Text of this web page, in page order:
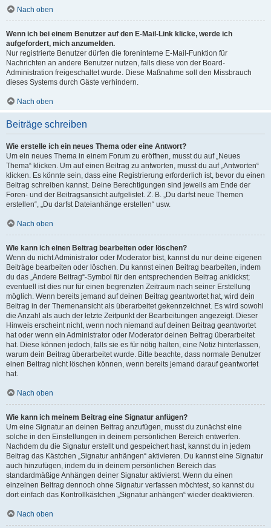
Nach oben
Wenn ich bei einem Benutzer auf den E-Mail-Link klicke, werde ich
aufgefordert, mich anzumelden.
Nur registrierte Benutzer dürfen die foreninterne E-Mail-Funktion für
Nachrichten an andere Benutzer nutzen, falls diese von der Board-
Administration freigeschaltet wurde. Diese Maßnahme soll den Missbrauch
dieses Systems durch Gäste verhindern.
Nach oben
Beiträge schreiben
Wie erstelle ich ein neues Thema oder eine Antwort?
Um ein neues Thema in einem Forum zu eröffnen, musst du auf „Neues
Thema“ klicken. Um auf einen Beitrag zu antworten, musst du auf „Antworten“
klicken. Es könnte sein, dass eine Registrierung erforderlich ist, bevor du einen
Beitrag schreiben kannst. Deine Berechtigungen sind jeweils am Ende der
Foren- und der Beitragsansicht aufgelistet. Z. B. „Du darfst neue Themen
erstellen“, „Du darfst Dateianhänge erstellen“ usw.
Nach oben
Wie kann ich einen Beitrag bearbeiten oder löschen?
Wenn du nicht Administrator oder Moderator bist, kannst du nur deine eigenen
Beiträge bearbeiten oder löschen. Du kannst einen Beitrag bearbeiten, indem
du das „Ändere Beitrag“-Symbol für den entsprechenden Beitrag anklickst;
eventuell ist dies nur für einen begrenzten Zeitraum nach seiner Erstellung
möglich. Wenn bereits jemand auf deinen Beitrag geantwortet hat, wird dein
Beitrag in der Themenansicht als überarbeitet gekennzeichnet. Es wird sowohl
die Anzahl als auch der letzte Zeitpunkt der Bearbeitungen angezeigt. Dieser
Hinweis erscheint nicht, wenn noch niemand auf deinen Beitrag geantwortet
hat oder wenn ein Administrator oder Moderator deinen Beitrag überarbeitet
hat. Diese können jedoch, falls sie es für nötig halten, eine Notiz hinterlassen,
warum dein Beitrag überarbeitet wurde. Bitte beachte, dass normale Benutzer
einen Beitrag nicht löschen können, wenn bereits jemand darauf geantwortet
hat.
Nach oben
Wie kann ich meinem Beitrag eine Signatur anfügen?
Um eine Signatur an deinen Beitrag anzufügen, musst du zunächst eine
solche in den Einstellungen in deinem persönlichen Bereich entwerfen.
Nachdem du die Signatur erstellt und gespeichert hast, kannst du in jedem
Beitrag das Kästchen „Signatur anhängen“ aktivieren. Du kannst eine Signatur
auch hinzufügen, indem du in deinem persönlichen Bereich das
standardmäßige Anhängen deiner Signatur aktivierst. Wenn du einen
einzelnen Beitrag dennoch ohne Signatur verfassen möchtest, so kannst du
dort einfach das Kontrollkästchen „Signatur anhängen“ wieder deaktivieren.
Nach oben